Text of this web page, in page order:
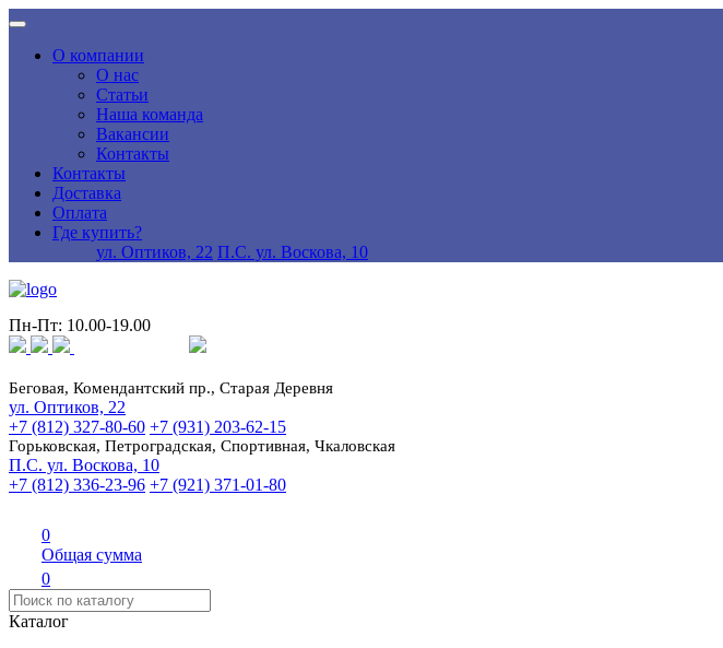
О компании
О нас
Статьи
Наша команда
Вакансии
Контакты
Контакты
Доставка
Оплата
Где купить?
ул. Оптиков, 22 П.С. ул. Воскова, 10
Пн-Пт: 10.00-19.00
Беговая, Комендантский пр., Старая Деревня
ул. Оптиков, 22
+7 (812) 327-80-60 +7 (931) 203-62-15
Горьковская, Петроградская, Спортивная, Чкаловская
П.С. ул. Воскова, 10
+7 (812) 336-23-96 +7 (921) 371-01-80
0
Общая сумма
0
Каталог